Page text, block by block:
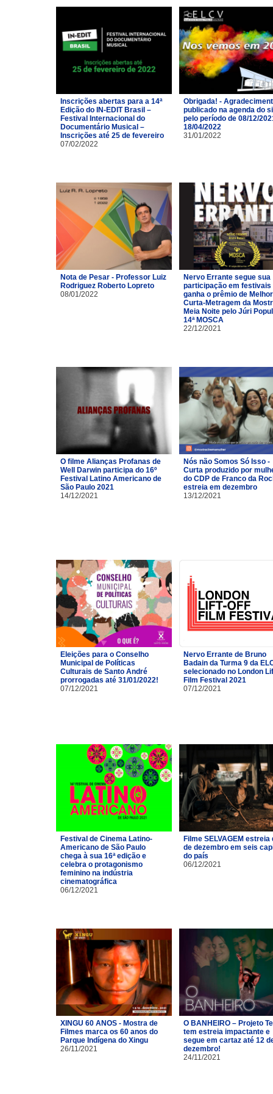
Inscrições abertas para a 14ª
Edição do IN-EDIT Brasil –
Festival Internacional do
Documentário Musical –
Inscrições até 25 de fevereiro
07/02/2022
Obrigada! -
publicado na agenda do
pelo período de 08/12/
18/04/2022
31/01/2022
Nota de Pesar - Professor Luiz
Rodriguez Roberto Lopreto
08/01/2022
Nervo Errante segue sua
participação em festivais
ganha o prêmio de Melhor
Curta-Metragem da
Meia Noite pelo Júri
14ª MOSCA
22/12/2021
O filme Alianças Profanas de
Well Darwin participa do 16º
Festival Latino Americano de
São Paulo 2021
14/12/2021
Nós não Somos Só Isso -
Curta produzido por
do CDP de Franco da
estreia em dezembro
13/12/2021
Eleições para o Conselho
Municipal de Políticas
Culturais de Santo André
prorrogadas até 31/01/2022!
07/12/2021
Nervo Errante de Bruno
Badain da Turma 9 da
selecionado no London
Film Festival 2021
07/12/2021
Festival de Cinema Latino-
Americano de São Paulo
chega à sua 16ª edição e
celebra o protagonismo
feminino na indústria
cinematográfica
06/12/2021
Filme SELVAGEM estreia
de dezembro em seis
do país
06/12/2021
XINGU 60 ANOS - Mostra de
Filmes marca os 60 anos do
Parque Indígena do Xingu
26/11/2021
O BANHEIRO – Projeto
tem estreia impactante e
segue em cartaz até 12
dezembro!
24/11/2021